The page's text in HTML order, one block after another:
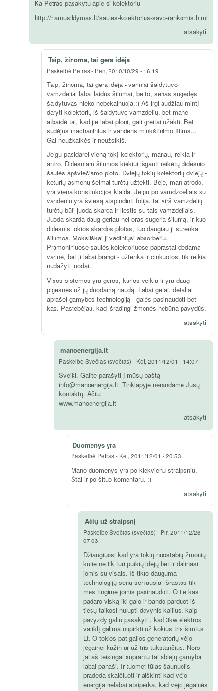
Ka Petras pasakytu apie si kolektoriu
http://namusildymas.lt/saules-kolektorius-savo-rankomis.html
atsakyti
Taip, žinoma, tai gera idėja
Paskelbė Petras- Pen, 2010/10/29 - 16:19
Taip, žinoma, tai gera idėja - variniai šaldytuvo
vamzdeliai labai laidūs šilumai, be to, senas sugedęs
šaldytuvas nieko nebekainuoja.:) Aš irgi audžiau mintį
daryti kolektorių iš šaldytuvo vamzdelių, bet mane
atbaidė tai, kad jie labai ploni, gali greitai užakti. Bet
sudėjus machaninius ir vandens minkštinimo filtrus...
Gal neužkalkės ir neužsikiš.
Jeigu pasidarei vieną tokį kolektorių, manau, reikia ir
antro. Didesniam šilumos kiekiui išgauti reikėtų didesnio
šaulės apšviečiamo ploto. Dviejų tokių kolektorių dviejų -
keturių asmenų šeimai turėtų užtekti. Beje, man atrodo,
yra viena konstrukcijos klaida. Jeigu po vamdzdeliais su
vandeniu yra šviesą atspindinti folija, tai virš vamzdelių
turėtų būti juoda skarda ir liestis su tais vamzdeliais.
Juoda skarda daug geriau nei oras sugeria šilumą, ir kuo
didesnis tokios skardos plotas, tuo daugiau ji surenka
šilumos. Moksliškai ji vadintųsi absorberiu.
Pramoniniuose saulės kolektoriuose paprastai dedama
varinė, bet ji labai brangi - užtenka ir cinkuotos, tik reikia
nudažyti juodai.
Visos sistemos yra geros, kurios veikia ir yra daug
pigesnės už jų duodamą naudą. Labai gerai, detaliai
aprašei gamybos technologiją - galės pasinaudoti bet
kas. Pastebėjau, kad išradingi žmonės nebūna pavydūs.
atsakyti
manoenergija.lt
Paskelbė Svečias (svečias) - Ket, 2011/12/01 - 14:07
Sveiki. Galite parašyti į mūsų paštą
info@manoenergija.lt. Tinklapyje nerandame Jūsų
kontaktų. Ačiū.
www.manoenergija.lt
atsakyti
Duomenys yra
Paskelbė Petras- Ket, 2011/12/01 - 20:53
Mano duomenys yra po kiekvienu straipsniu.
Štai ir po šituo komentaru. :)
atsakyti
Ačių už straipsnį
Paskelbė Svečias (svečias) - Pir, 2011/12/26 -
07:03
Džiaugiuosi kad yra tokių nuostabių žmonių
kurie ne tik turi puikių idėjų bet ir dalinasi
jomis su visais. Iš tikro dauguma
technologijų senų seniausiai išrastos tik
mes tingime jomis pasinaudoti. O tie kas
padaro viską iki galo ir bando parduot iš
tiesų taikosi nulupti devynis kailius. kaip
pavyzdy galiu pasakyti , kad 3kw elektros
variklį galima nupirkti už kokius tris šimtus
Lt. O tokios pat galios generatorių vėjo
jėgainei kažin ar už tris tūkstančius. Nors
jai aš teisingai suprantu tai abiejų gamyba
labai panaši. Ir tuomet tūlas šaunuolis
pradeda skaičiuoti ir aiškinti kad vėjo
energija nelabai atsiperka, kad vėjo jėgainės